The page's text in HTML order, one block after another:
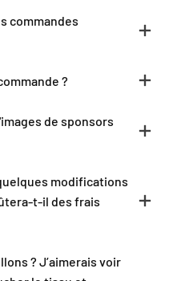
commandes
?
de sponsors
modifications
t-il des frais
? J’aimerais voir